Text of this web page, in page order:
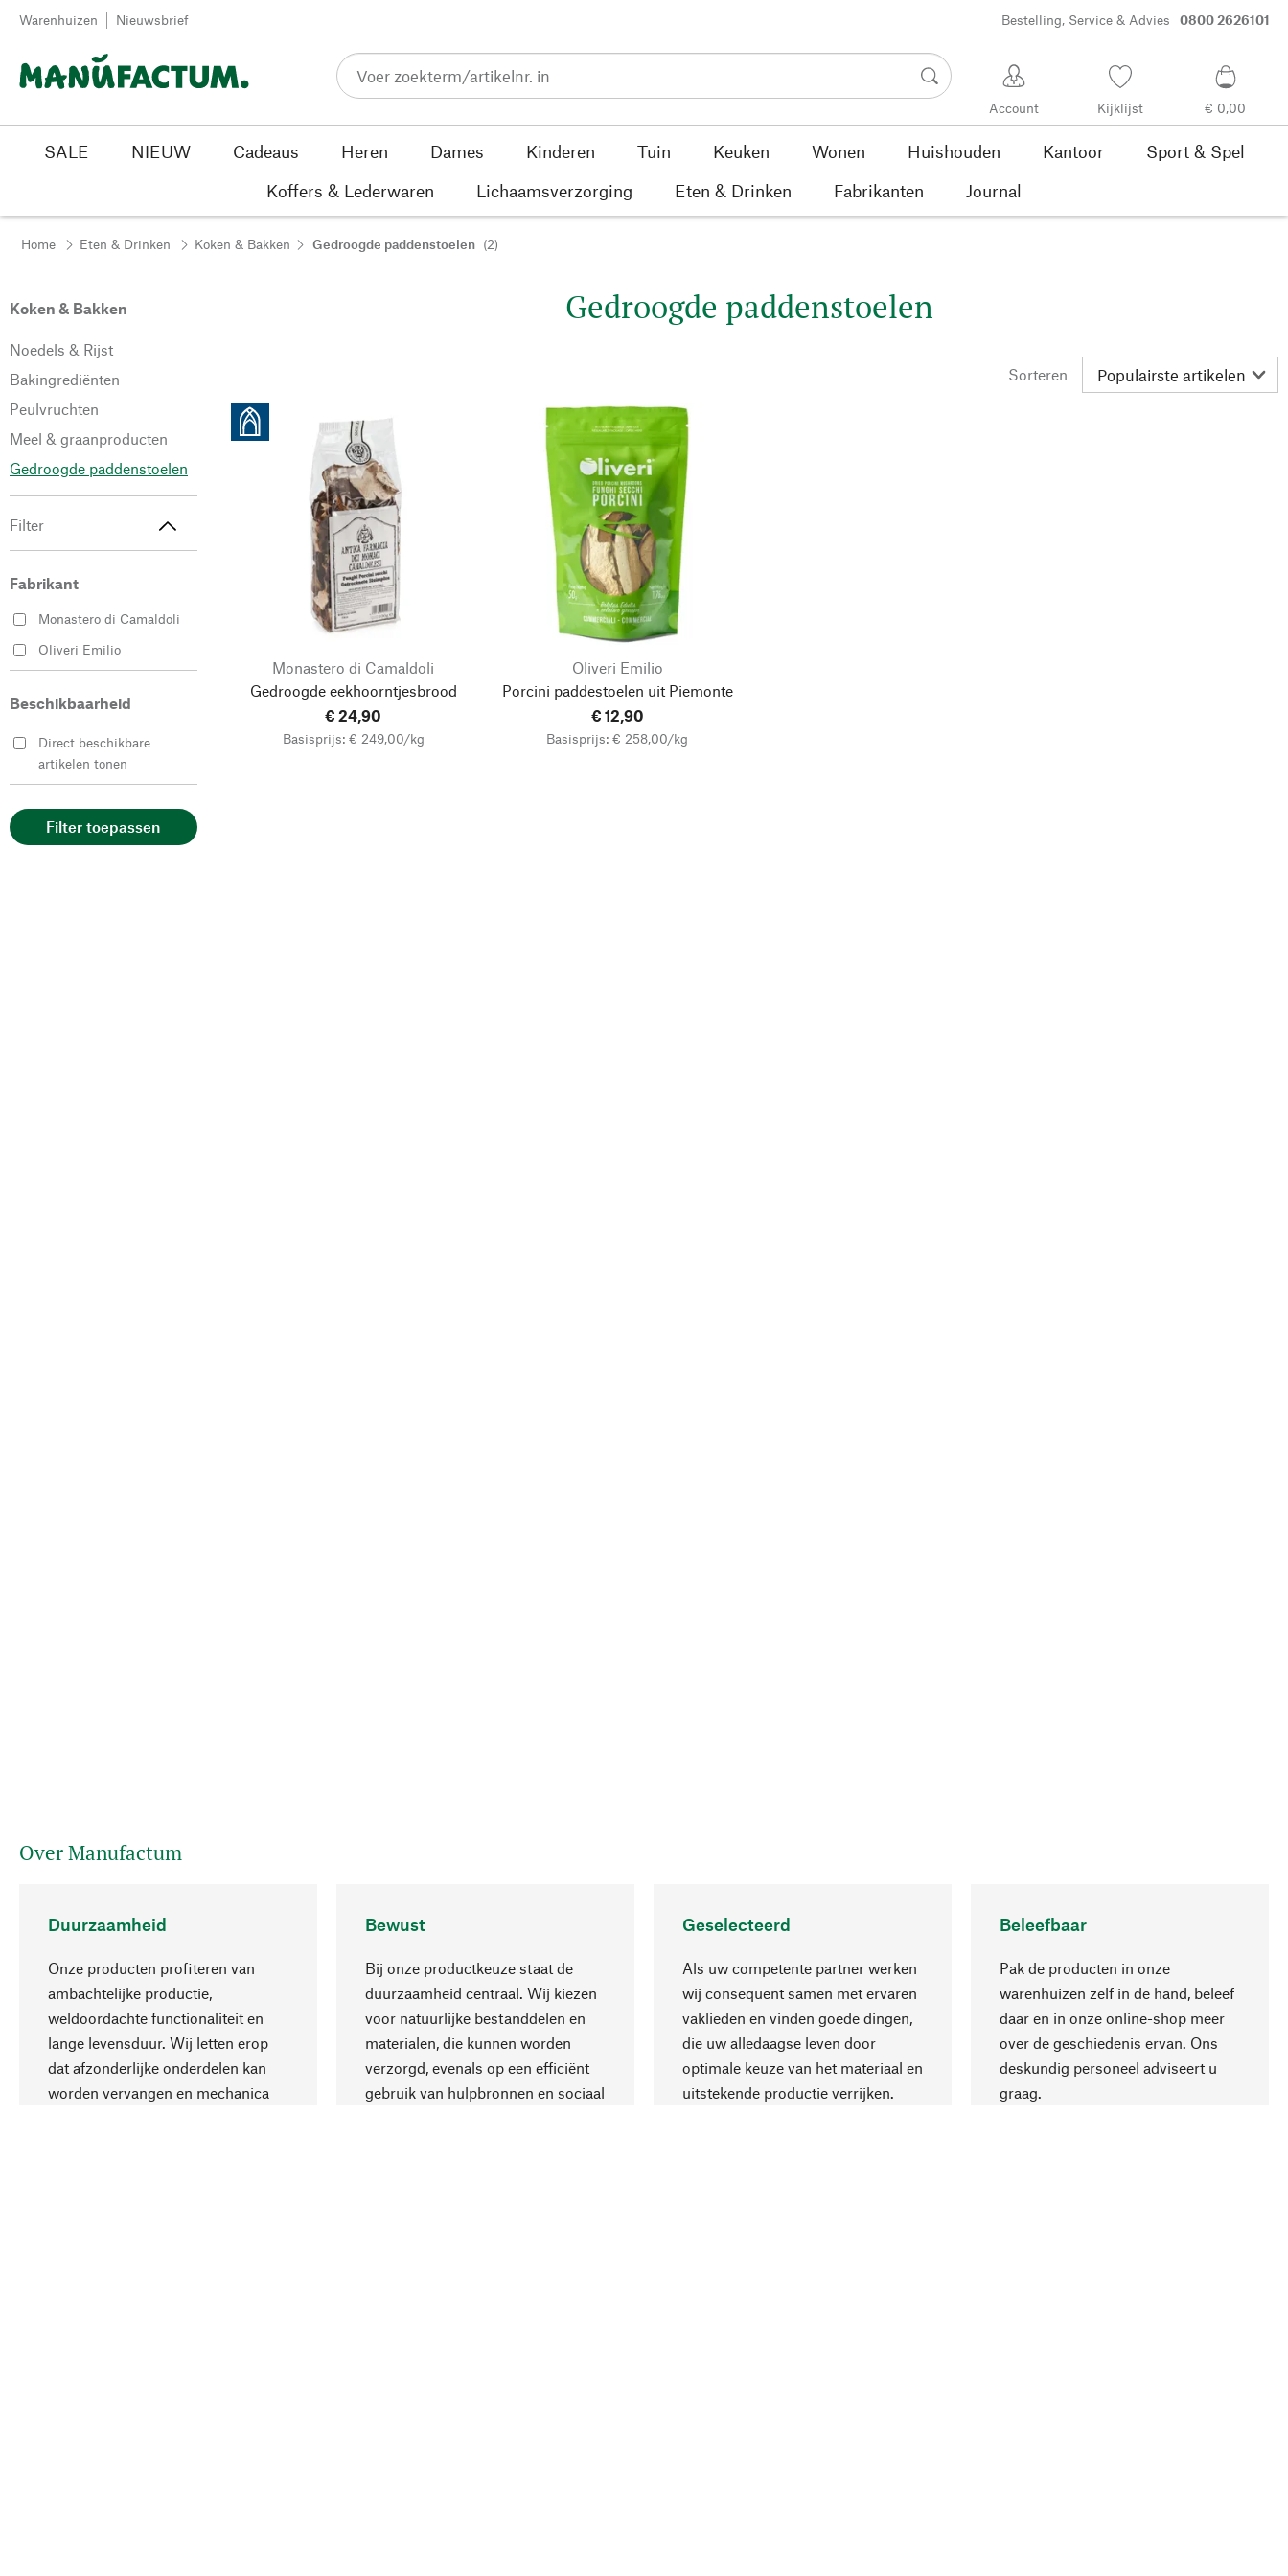
Passer au contenu
Warenhuizen Nieuwsbrief Bestelling, Service & Advies 0800 2626101
Account Kijklijst € 0,00
SALE NIEUW Cadeaus Heren Dames Kinderen Tuin Keuken Wonen Huishouden Kantoor
Sport & Spel
Koffers & Lederwaren
Lichaamsverzorging Eten & Drinken Fabrikanten Journal
Home Eten & Drinken Koken & Bakken Gedroogde paddenstoelen (2)
Koken & Bakken
Noedels & Rijst
Bakingrediënten
Peulvruchten
Meel & graanproducten
Gedroogde paddenstoelen
Filter
Fabrikant
Monastero di Camaldoli
Oliveri Emilio
Beschikbaarheid
Direct beschikbare
artikelen tonen
Filter toepassen
Gedroogde paddenstoelen
Sorteren
Monastero di Camaldoli
Gedroogde eekhoorntjesbrood
€ 24,90
Basisprijs: € 249,00/kg
Oliveri Emilio
Porcini paddestoelen uit Piemonte
€ 12,90
Basisprijs: € 258,00/kg
Over Manufactum
Duurzaamheid
Onze producten profiteren van
ambachtelijke productie,
weldoordachte functionaliteit en
lange levensduur. Wij letten erop
dat afzonderlijke onderdelen kan
worden vervangen en mechanica
Bewust
Bij onze productkeuze staat de
duurzaamheid centraal. Wij kiezen
voor natuurlijke bestanddelen en
materialen, die kunnen worden
verzorgd, evenals op een efficiënt
gebruik van hulpbronnen en sociaal
Geselecteerd
Als uw competente partner werken
wij consequent samen met ervaren
vaklieden en vinden goede dingen,
die uw alledaagse leven door
optimale keuze van het materiaal en
uitstekende productie verrijken.
Beleefbaar
Pak de producten in onze
warenhuizen zelf in de hand, beleef
daar en in onze online-shop meer
over de geschiedenis ervan. Ons
deskundig personeel adviseert u
graag.
Naar boven